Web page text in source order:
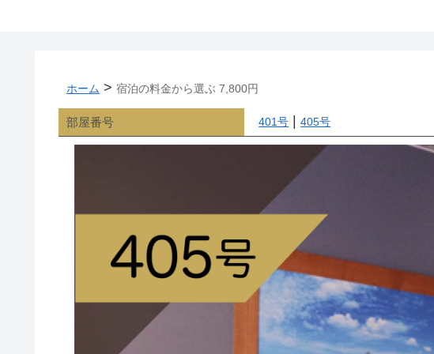
ホーム > 宿泊の料金から選ぶ 7,800円
部屋番号 401号 |405号